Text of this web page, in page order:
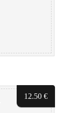
12.50 €